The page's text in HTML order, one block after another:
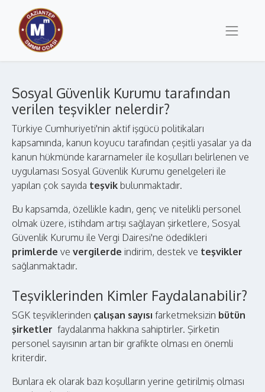
Sosyal Güvenlik Kurumu tarafından
verilen teşvikler nelerdir?
Türkiye Cumhuriyeti'nin aktif işgücü politikaları
kapsamında, kanun koyucu tarafından çeşitli yasalar ya da
kanun hükmünde kararnameler ile koşulları belirlenen ve
uygulaması Sosyal Güvenlik Kurumu genelgeleri ile
yapılan çok sayıda teşvik bulunmaktadır.
Bu kapsamda, özellikle kadın, genç ve nitelikli personel
olmak üzere, istihdam artışı sağlayan şirketlere, Sosyal
Güvenlik Kurumu ile Vergi Dairesi'ne ödedikleri
primlerde ve vergilerde indirim, destek ve teşvikler
sağlanmaktadır.
Teşviklerinden Kimler Faydalanabilir?
SGK teşviklerinden çalışan sayısı farketmeksizin bütün
şirketler faydalanma hakkına sahiptirler. Şirketin
personel sayısının artan bir grafikte olması en önemli
kriterdir.
Bunlara ek olarak bazı koşulların yerine getirilmiş olması